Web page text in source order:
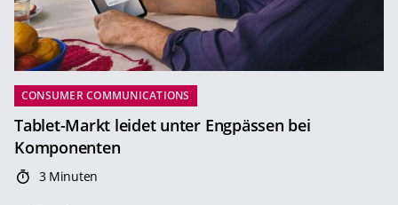
CONSUMER COMMUNICATIONS
Tablet-Markt leidet unter Engpässen bei
Komponenten
3 Minuten